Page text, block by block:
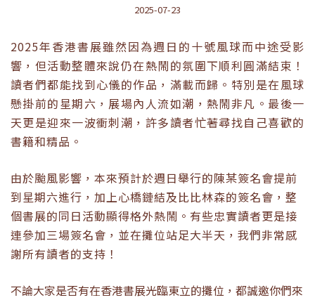
2025-07-23
2025年香港書展雖然因為週日的十號風球而中途受影
響，但活動整體來說仍在熱鬧的氛圍下順利圓滿結束！
讀者們都能找到心儀的作品，滿載而歸。特別是在風球
懸掛前的星期六，展場內人流如潮，熱鬧非凡。最後一
天更是迎來一波衝刺潮，許多讀者忙著尋找自己喜歡的
書籍和精品。
由於颱風影響，本來預計於週日舉行的陳某簽名會提前
到星期六進行，加上心橋鏈結及比比林森的簽名會，整
個書展的同日活動顯得格外熱鬧。有些忠實讀者更是接
連參加三場簽名會，並在攤位站足大半天，我們非常感
謝所有讀者的支持！
不論大家是否有在香港書展光臨東立的攤位，都誠邀你們來